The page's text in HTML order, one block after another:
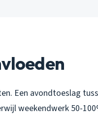
Een avondtoeslag
weekendwerk 50-